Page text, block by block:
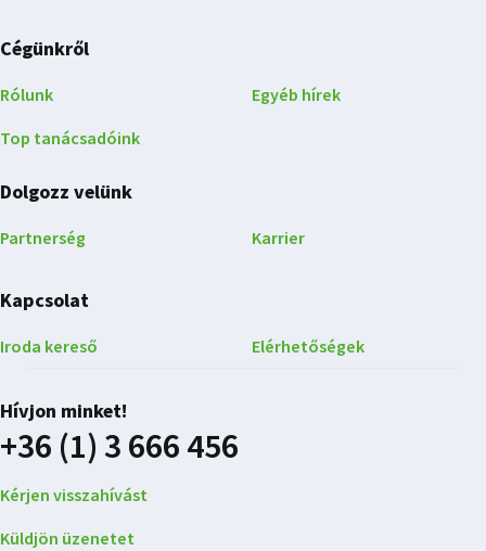
Cégünkről
Rólunk
Top tanácsadóink
Egyéb hírek
Dolgozz velünk
Partnerség Karrier
Kapcsolat
Iroda kereső Elérhetőségek
Hívjon minket!
+36 (1) 3 666 456
Kérjen visszahívást
Küldjön üzenetet